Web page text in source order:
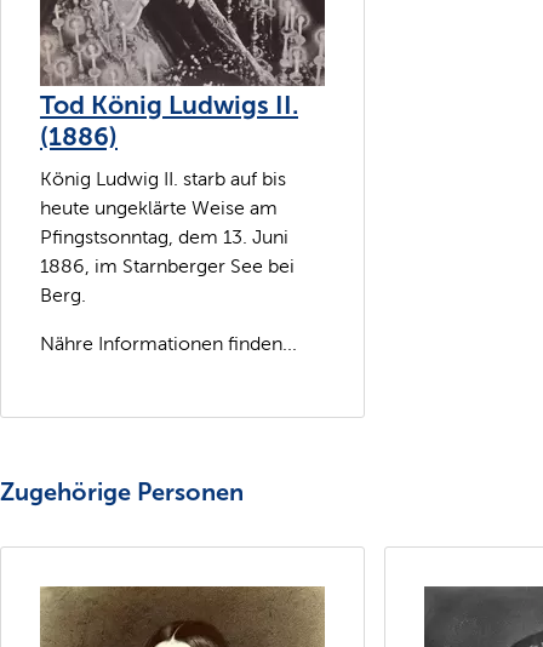
Tod König Ludwigs II.
(1886)
König Ludwig II. starb auf bis
heute ungeklärte Weise am
Pfingstsonntag, dem 13. Juni
1886, im Starnberger See bei
Berg.
Nähre Informationen finden...
Zugehörige Personen